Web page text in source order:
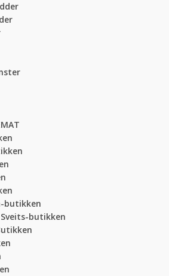
butikken
butikken